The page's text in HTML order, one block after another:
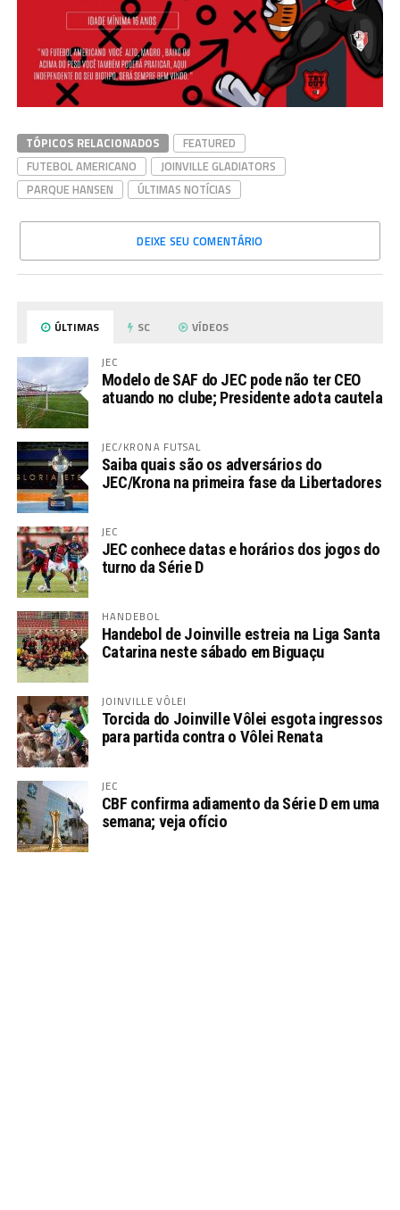
TÓPICOS RELACIONADOS
FEATURED
FUTEBOL AMERICANO
JOINVILLE GLADIATORS
PARQUE HANSEN
ÚLTIMAS NOTÍCIAS
DEIXE SEU COMENTÁRIO
ÚLTIMAS SC VÍDEOS
JEC
Modelo de SAF do JEC pode não ter CEO
atuando no clube; Presidente adota cautela
JEC/KRONA FUTSAL
Saiba quais são os adversários do
JEC/Krona na primeira fase da Libertadores
JEC
JEC conhece datas e horários dos jogos do
turno da Série D
HANDEBOL
Handebol de Joinville estreia na Liga Santa
Catarina neste sábado em Biguaçu
JOINVILLE VÔLEI
Torcida do Joinville Vôlei esgota ingressos
para partida contra o Vôlei Renata
JEC
CBF confirma adiamento da Série D em uma
semana; veja ofício